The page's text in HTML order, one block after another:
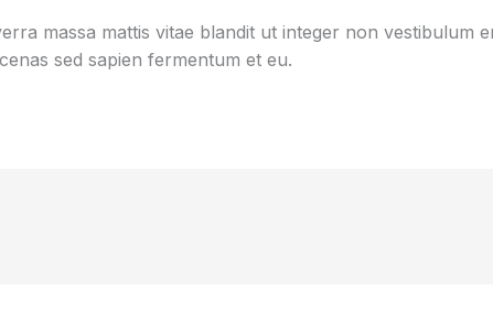
massa mattis vitae blandit ut integer non vestibulum
sed sapien fermentum et eu.